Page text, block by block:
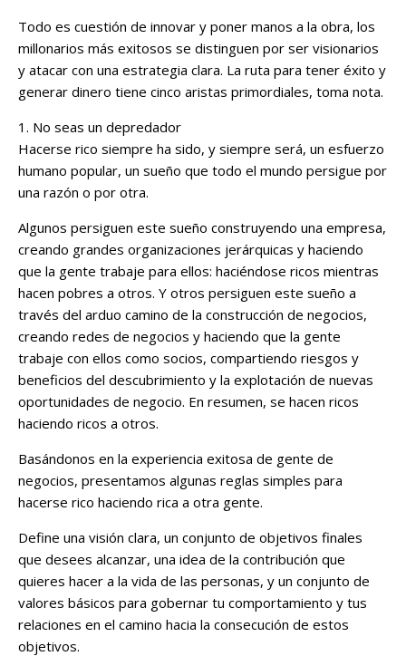
Todo es cuestión de innovar y poner manos a la obra, los
millonarios más exitosos se distinguen por ser visionarios
y atacar con una estrategia clara. La ruta para tener éxito y
generar dinero tiene cinco aristas primordiales, toma nota.
1. No seas un depredador
Hacerse rico siempre ha sido, y siempre será, un esfuerzo
humano popular, un sueño que todo el mundo persigue por
una razón o por otra.
Algunos persiguen este sueño construyendo una empresa,
creando grandes organizaciones jerárquicas y haciendo
que la gente trabaje para ellos: haciéndose ricos mientras
hacen pobres a otros. Y otros persiguen este sueño a
través del arduo camino de la construcción de negocios,
creando redes de negocios y haciendo que la gente
trabaje con ellos como socios, compartiendo riesgos y
beneficios del descubrimiento y la explotación de nuevas
oportunidades de negocio. En resumen, se hacen ricos
haciendo ricos a otros.
Basándonos en la experiencia exitosa de gente de
negocios, presentamos algunas reglas simples para
hacerse rico haciendo rica a otra gente.
Define una visión clara, un conjunto de objetivos finales
que desees alcanzar, una idea de la contribución que
quieres hacer a la vida de las personas, y un conjunto de
valores básicos para gobernar tu comportamiento y tus
relaciones en el camino hacia la consecución de estos
objetivos.